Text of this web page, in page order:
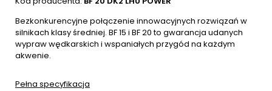
Bezkonkurencyjne połączenie innowacyjnych rozwiązań w
silnikach klasy średniej. BF 15 i BF 20 to gwarancja udanych
wypraw wędkarskich i wspaniałych przygód na każdym
akwenie.
Pełna specyfikacja